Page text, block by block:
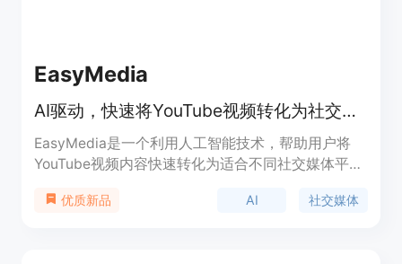
EasyMedia
AI驱动，快速将YouTube视频转化为社交媒体内容。
EasyMedia是一个利用人工智能技术，帮助用户将
YouTube视频内容快速转化为适合不同社交媒体平台
Twitter、LinkedIn等多个平台，能够根据平台特点
优质新品 AI 社交媒体